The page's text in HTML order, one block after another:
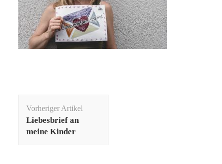
Vorheriger Artikel
Liebesbrief an
meine Kinder